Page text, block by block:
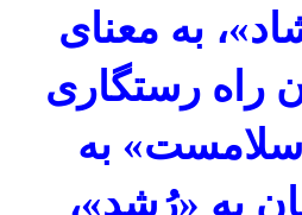
به معنای
راه رستگاری
به
به «رُشد»،